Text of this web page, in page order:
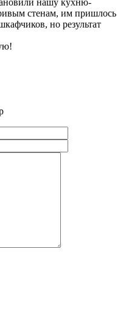
стенам, им пришлось
но результат